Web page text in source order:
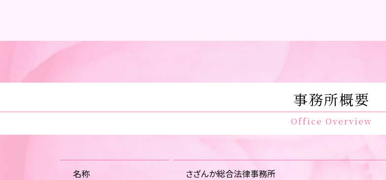
事務所概要
Office Overview
名称 さざんか総合法律事務所